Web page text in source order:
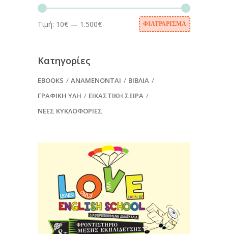
Ελάχιστη
τιμή
Μέγιστη
τιμή
ΦΙΛΤΡΆΡΙΣΜΑ
Τιμή: 10€ — 1.500€
Κατηγορίες
EBOOKS ΑΝΑΜΈΝΟΝΤΑΙ
ΒΙΒΛΊΑ
ΓΡΑΦΙΚΉ ΎΛΗ
ΕΙΚΑΣΤΙΚΉ ΣΕΙΡΆ
ΝΈΕΣ ΚΥΚΛΟΦΟΡΊΕΣ